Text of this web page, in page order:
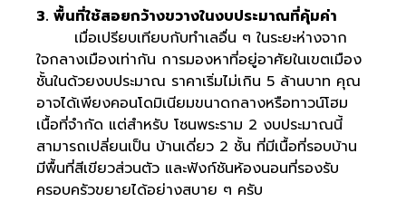
3. พื้นที่ใช้สอยกว้างขวางในงบประมาณที่คุ้มค่า
เมื่อเปรียบเทียบกับทำเลอื่น ๆ ในระยะห่างจาก
ใจกลางเมืองเท่ากัน การมองหาที่อยู่อาศัยในเขตเมือง
ชั้นในด้วยงบประมาณ ราคาเริ่มไม่เกิน 5 ล้านบาท คุณ
อาจได้เพียงคอนโดมิเนียมขนาดกลางหรือทาวน์โฮม
เนื้อที่จำกัด แต่สำหรับ โซนพระราม 2 งบประมาณนี้
สามารถเปลี่ยนเป็น บ้านเดี่ยว 2 ชั้น ที่มีเนื้อที่รอบบ้าน
มีพื้นที่สีเขียวส่วนตัว และฟังก์ชันห้องนอนที่รองรับ
ครอบครัวขยายได้อย่างสบาย ๆ ครับ